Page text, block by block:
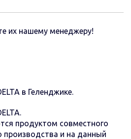
их нашему менеджеру!
в Геленджике.
продуктом совместного
производства и на данный